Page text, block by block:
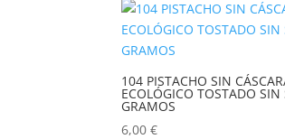
104 PISTACHO SIN
ECOLÓGICO TOSTADO
GRAMOS
6,00€